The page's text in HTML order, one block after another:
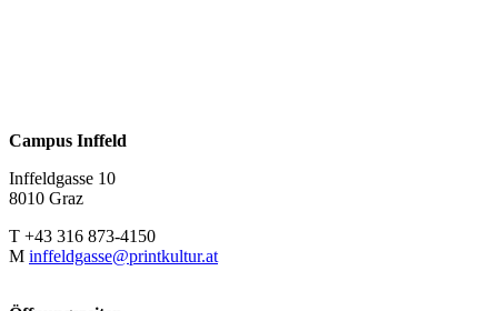
Campus Inffeld
Inffeldgasse 10
8010 Graz
T +43 316 873-4150
M inffeldgasse@printkultur.at